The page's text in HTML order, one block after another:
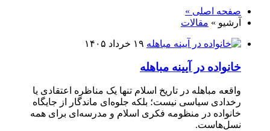
صفحه اصلی »
آرشیو » مقالات
۱۹ خرداد ۱۴۰۵
خانواده در آیینه مباهله
واقعه مباهله در تاریخ اسلام تنها یک مناظره اعتقادی یا
رخدادی سیاسی نیست؛ بلکه جلوه‌ای ماندگار از جایگاه
خانواده در منظومه فکری اسلام و مدرسه‌ای برای همه
نسل‌هاست.